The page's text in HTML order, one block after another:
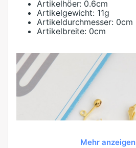
Artikelhöer: 0.6cm
Artikelgewicht: 11g
Artikeldurchmesser: 0cm
Artikelbreite: 0cm
Mehr anzeigen